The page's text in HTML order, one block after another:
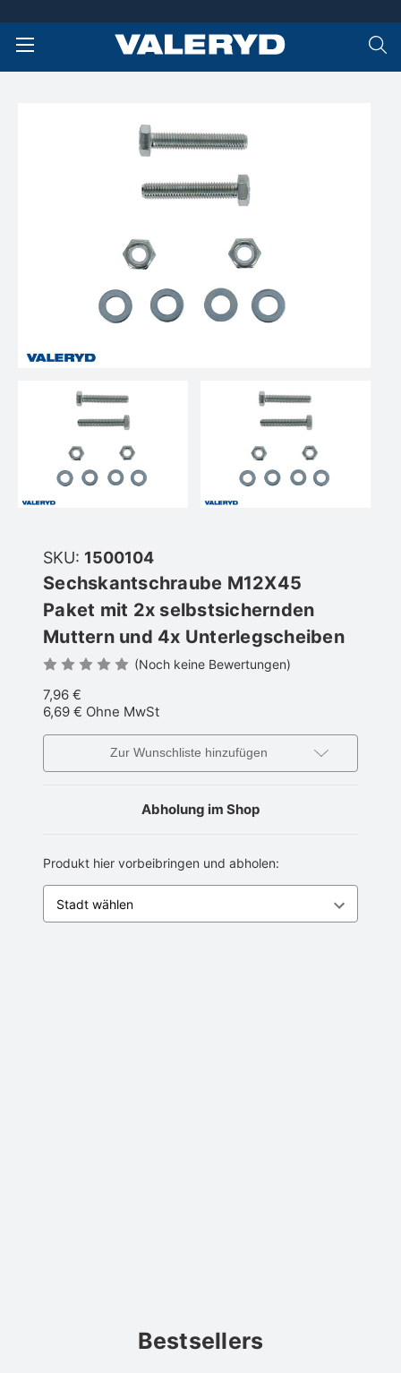
SKU: 1500104
Sechskantschraube M12X45
Paket mit 2x selbstsichernden
Muttern und 4x Unterlegscheiben
(Noch keine Bewertungen)
7,96 €
6,69 € Ohne MwSt
Zur Wunschliste hinzufügen
Abholung im Shop
Produkt hier vorbeibringen und abholen:
Bestsellers